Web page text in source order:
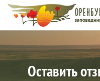
Оставить